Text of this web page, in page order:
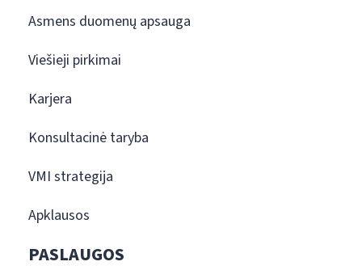
Asmens duomenų apsauga
Viešieji pirkimai
Karjera
Konsultacinė taryba
VMI strategija
Apklausos
PASLAUGOS